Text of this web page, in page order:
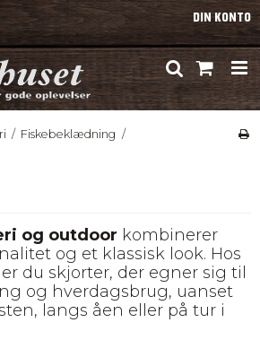
DIN KONTO
/ Fiskebeklædning /
og outdoor kombinerer
og et klassisk look. Hos
du skjorter, der egner sig til
og hverdagsbrug, uanset
langs åen eller på tur i